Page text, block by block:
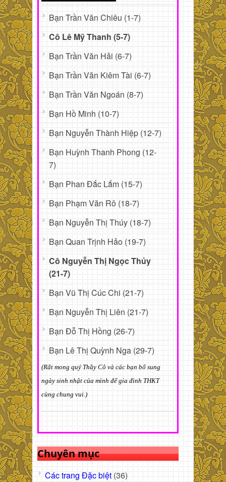
Bạn Trần Văn Chiêu (1-7)
Cô Lê Mỹ Thanh (5-7)
Bạn Trần Văn Hải (6-7)
Bạn Trần Văn Kiêm Tài (6-7)
Bạn Trần Văn Ngoán (8-7)
Bạn Hồ Minh (10-7)
Bạn Nguyễn Thành Hiệp (12-7)
Bạn Huỳnh Thanh Phong (12-
7)
Bạn Phan Đắc Lắm (15-7)
Bạn Phạm Văn Rô (18-7)
Bạn Nguyễn Thị Thúy (18-7)
Bạn Quan Trịnh Hảo (19-7)
Cô Nguyễn Thị Ngọc Thủy
(21-7)
Bạn Vũ Thị Cúc Chi (21-7)
Bạn Nguyễn Thị Liên (21-7)
Bạn Đỗ Thị Hồng (26-7)
Bạn Lê Thị Quỳnh Nga (29-7)
(Rất mong quý Thầy Cô và các bạn bổ sung
ngày sinh nhật của mình để gia đình THKT
cùng chung vui.)
Chuyên mục
Các trang Đặc biệt (36)